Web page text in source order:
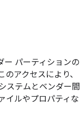
ー パーティションの
アクセスにより、
ステムとベンダー間
イルやプロパティな